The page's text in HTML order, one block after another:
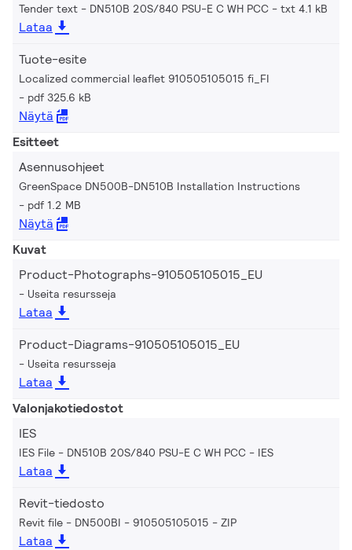
Tender text - DN510B 20S/840 PSU-E C WH PCC txt 4.1 kB
Lataa
Tuote-esite
Localized commercial leaflet 910505105015 fi_FI
pdf 325.6 kB
Näytä
Esitteet
Asennusohjeet
GreenSpace DN500B-DN510B Installation Instructions
pdf 1.2 MB
Näytä
Kuvat
Product-Photographs-910505105015_EU
Useita resursseja
Lataa
Product-Diagrams-910505105015_EU
Useita resursseja
Lataa
Valonjakotiedostot
IES
IES File - DN510B 20S/840 PSU-E C WH PCC IES
Lataa
Revit-tiedosto
Revit file - DN500BI - 910505105015 ZIP
Lataa